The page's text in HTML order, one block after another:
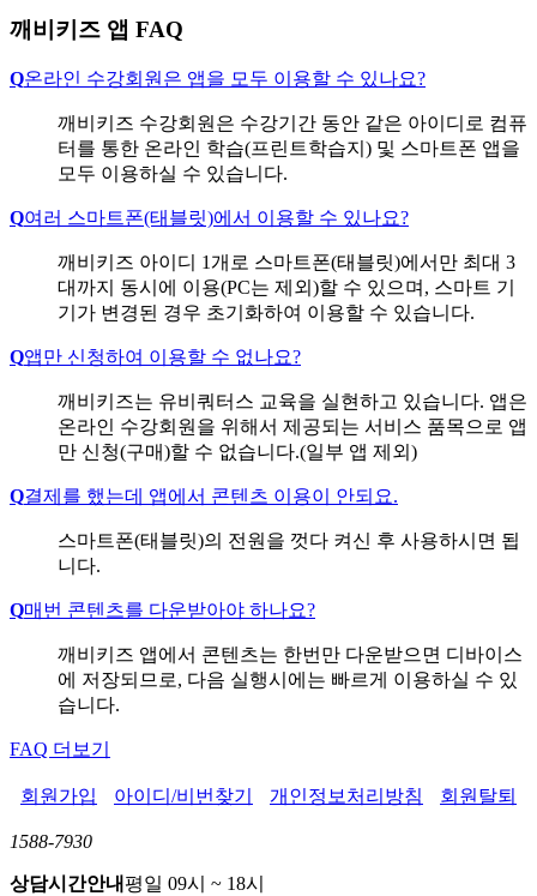
깨비키즈 앱 FAQ
Q온라인 수강회원은 앱을 모두 이용할 수 있나요?
깨비키즈 수강회원은 수강기간 동안 같은 아이디로 컴퓨
터를 통한 온라인 학습(프린트학습지) 및 스마트폰 앱을
모두 이용하실 수 있습니다.
Q여러 스마트폰(태블릿)에서 이용할 수 있나요?
깨비키즈 아이디 1개로 스마트폰(태블릿)에서만 최대 3
대까지 동시에 이용(PC는 제외)할 수 있으며, 스마트 기
기가 변경된 경우 초기화하여 이용할 수 있습니다.
Q앱만 신청하여 이용할 수 없나요?
깨비키즈는 유비쿼터스 교육을 실현하고 있습니다. 앱은
온라인 수강회원을 위해서 제공되는 서비스 품목으로 앱
만 신청(구매)할 수 없습니다.(일부 앱 제외)
Q결제를 했는데 앱에서 콘텐츠 이용이 안되요.
스마트폰(태블릿)의 전원을 껏다 켜신 후 사용하시면 됩
니다.
Q매번 콘텐츠를 다운받아야 하나요?
깨비키즈 앱에서 콘텐츠는 한번만 다운받으면 디바이스
에 저장되므로, 다음 실행시에는 빠르게 이용하실 수 있
습니다.
FAQ 더보기
회원가입 아이디/비번찾기 개인정보처리방침 회원탈퇴
1588-7930
상담시간안내평일 09시 ~ 18시